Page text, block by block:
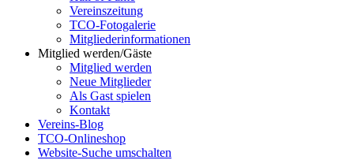
Vereinszeitung
TCO-Fotogalerie
Mitgliederinformationen
Mitglied werden/Gäste
Mitglied werden
Neue Mitglieder
Als Gast spielen
Kontakt
Vereins-Blog
TCO-Onlineshop
Website-Suche umschalten